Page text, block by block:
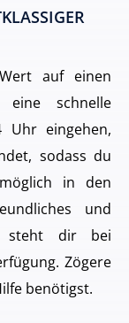
auf einen
eine schnelle
Uhr eingehen,
sodass du
in den
und
steht dir bei
Zögere
benötigst.